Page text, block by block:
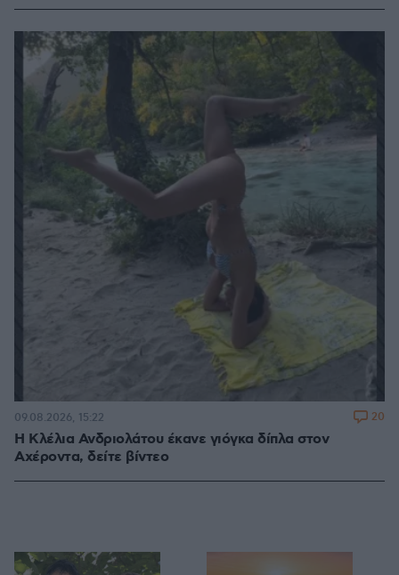
Η Κλέλια Ανδριολάτου έκανε γιόγκα δίπλα στον
Αχέροντα, δείτε βίντεο
09.08.2026, 15:22 20